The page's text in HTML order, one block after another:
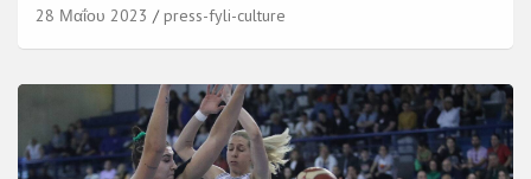
28 Μαΐου 2023 press-fyli-culture